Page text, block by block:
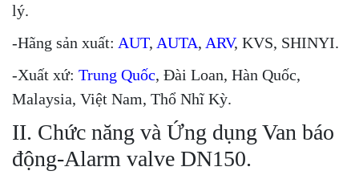
lý.
-Hãng sản xuất: AUT, AUTA, ARV, KVS, SHINYI.
-Xuất xứ: Trung Quốc, Đài Loan, Hàn Quốc,
Malaysia, Việt Nam, Thổ Nhĩ Kỳ.
II. Chức năng và Ứng dụng Van báo
động-Alarm valve DN150.